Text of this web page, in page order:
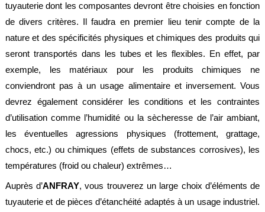
alimentaire
panel
technique
d'étude
Analyseur
de
métaux
Fiches
métier
tuyauterie dont les composantes devront être choisies en fonction
de divers critères. Il faudra en premier lieu tenir compte de la
nature et des spécificités physiques et chimiques des produits qui
seront transportés dans les tubes et les flexibles. En effet, par
exemple, les matériaux pour les produits chimiques ne
conviendront pas à un usage alimentaire et inversement. Vous
devrez également considérer les conditions et les contraintes
d’utilisation comme l’humidité ou la sècheresse de l’air ambiant,
les éventuelles agressions physiques (frottement, grattage,
chocs, etc.) ou chimiques (effets de substances corrosives), les
températures (froid ou chaleur) extrêmes…
Auprès d’ANFRAY, vous trouverez un large choix d’éléments de
tuyauterie et de pièces d’étanchéité adaptés à un usage industriel.